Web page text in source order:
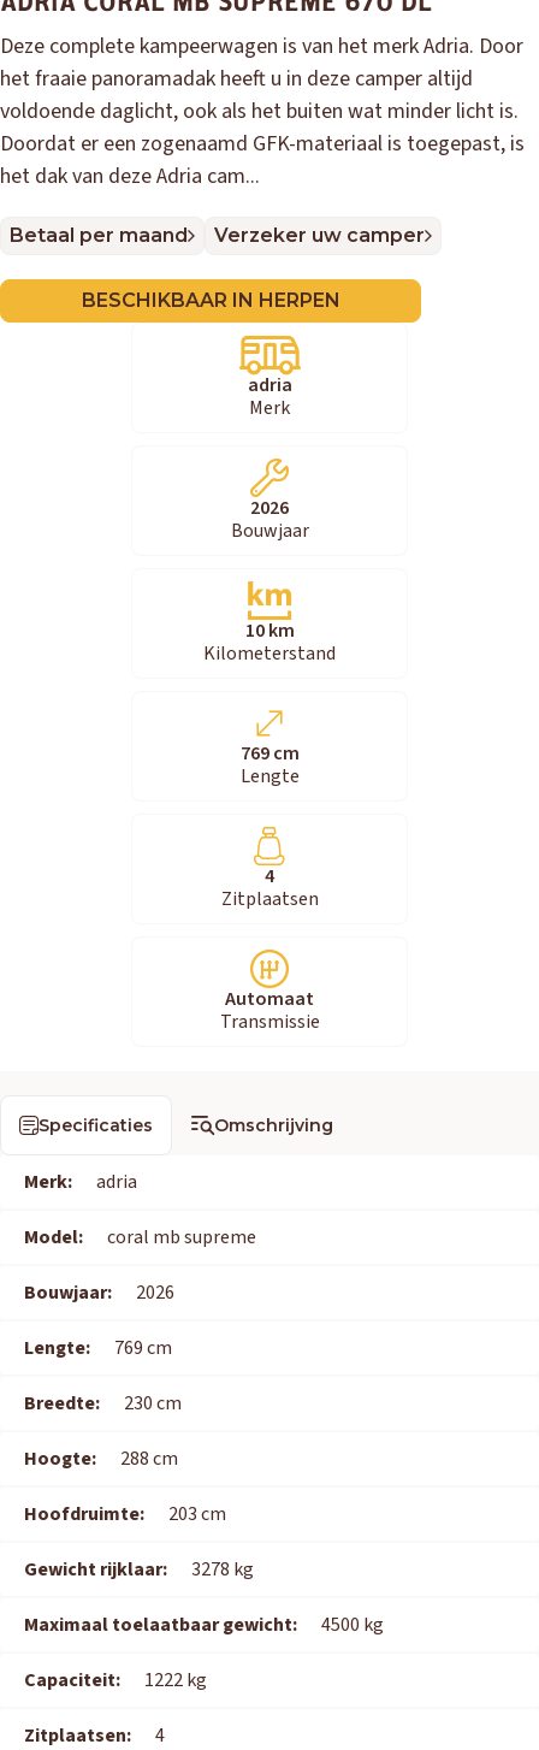
Deze complete kampeerwagen is van het merk Adria. Door
het fraaie panoramadak heeft u in deze camper altijd
voldoende daglicht, ook als het buiten wat minder licht is.
Doordat er een zogenaamd GFK-materiaal is toegepast, is
het dak van deze Adria cam...
Betaal per maand Verzeker uw camper
BESCHIKBAAR IN HERPEN
adria
Merk
2026
Bouwjaar
10 km
Kilometerstand
769 cm
Lengte
4
Zitplaatsen
Automaat
Transmissie
Specificaties Omschrijving
Merk: adria
Model: coral mb supreme
Bouwjaar: 2026
Lengte: 769 cm
Breedte: 230 cm
Hoogte: 288 cm
Hoofdruimte: 203 cm
Gewicht rijklaar: 3278 kg
Maximaal toelaatbaar gewicht: 4500 kg
Capaciteit: 1222 kg
Zitplaatsen: 4